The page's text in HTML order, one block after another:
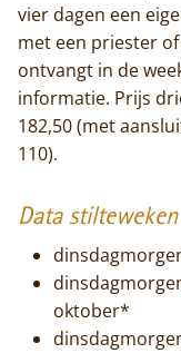
vier dagen een
met een priester
ontvangt in de
informatie. Prijs
182,50 (met
110).
Data
oktober*